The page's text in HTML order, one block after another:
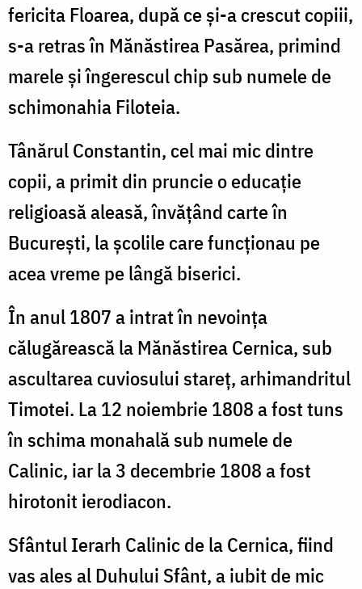
fericita Floarea, după ce și-a crescut copiii,
s-a retras în Mănăstirea Pasărea, primind
marele și îngerescul chip sub numele de
schimonahia Filoteia.
Tânărul Constantin, cel mai mic dintre
copii, a primit din pruncie o educație
religioasă aleasă, învățând carte în
București, la școlile care funcționau pe
acea vreme pe lângă biserici.
În anul 1807 a intrat în nevoința
călugărească la Mănăstirea Cernica, sub
ascultarea cuviosului stareț, arhimandritul
Timotei. La 12 noiembrie 1808 a fost tuns
în schima monahală sub numele de
Calinic, iar la 3 decembrie 1808 a fost
hirotonit ierodiacon.
Sfântul Ierarh Calinic de la Cernica, fiind
vas ales al Duhului Sfânt, a iubit de mic